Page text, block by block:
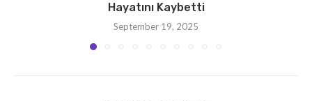
Hayatını Kaybetti
September 19, 2025